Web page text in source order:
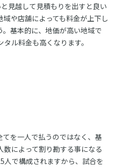
見越して見積もりを出すと良い
や店舗によっても料金が上下し
基本的に、地価が高い地域で
ル料金も高くなります。
を一人で払うのではなく、基
によって割り勘する事になる
人で構成されますから、試合を